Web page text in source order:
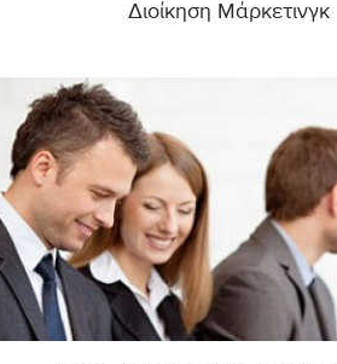
Διοίκηση Μάρκετινγκ